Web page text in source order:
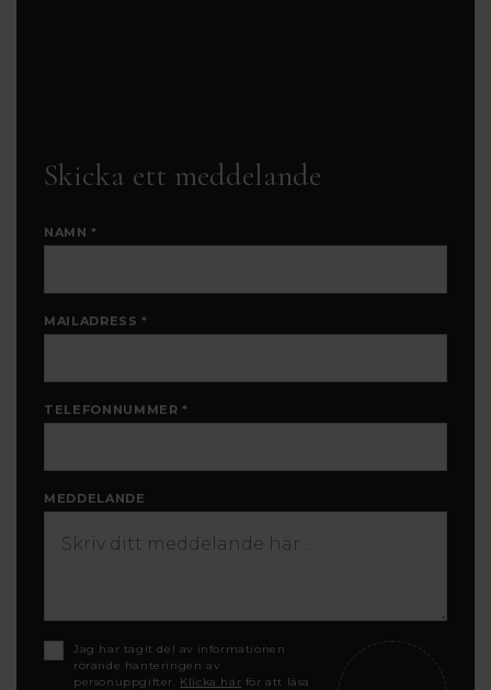
Skicka ett meddelande
NAMN *
MAILADRESS *
TELEFONNUMMER *
MEDDELANDE
Jag har tagit del av informationen
rörande hanteringen av
personuppgifter. Klicka här för att läsa